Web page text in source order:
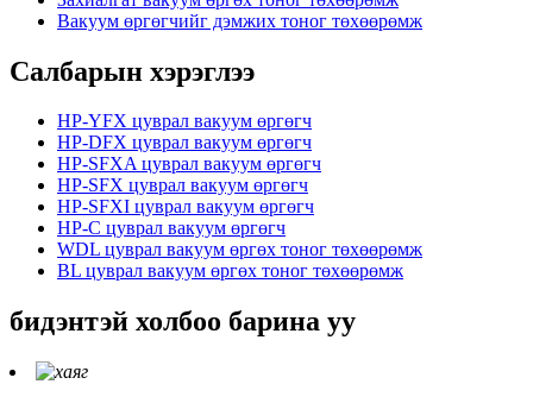
Вакуум өргөгчийг дэмжих тоног төхөөрөмж
Салбарын хэрэглээ
HP-YFX цуврал вакуум өргөгч
HP-DFX цуврал вакуум өргөгч
HP-SFXA цуврал вакуум өргөгч
HP-SFX цуврал вакуум өргөгч
HP-SFXI цуврал вакуум өргөгч
HP-C цуврал вакуум өргөгч
WDL цуврал вакуум өргөх тоног төхөөрөмж
BL цуврал вакуум өргөх тоног төхөөрөмж
бидэнтэй холбоо барина уу